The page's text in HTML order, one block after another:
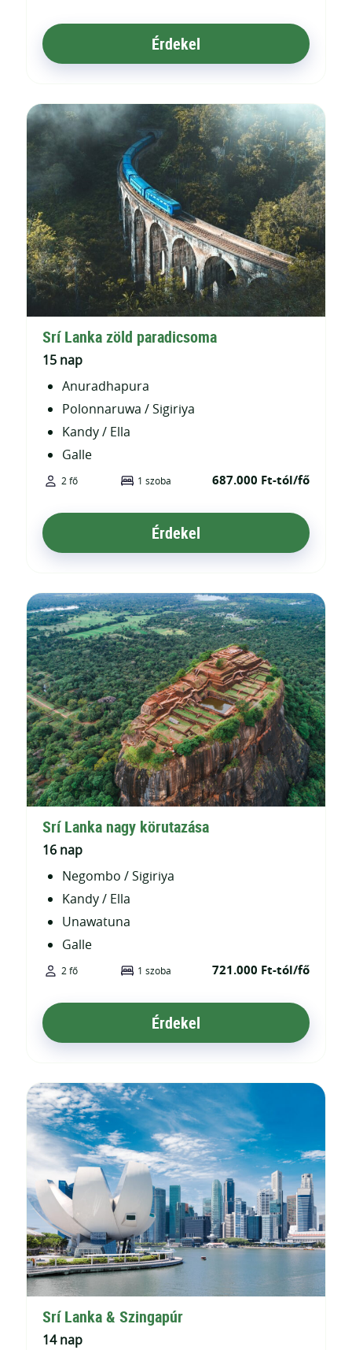
Érdekel
Srí Lanka zöld paradicsoma
15 nap
Anuradhapura
Polonnaruwa / Sigiriya
Kandy / Ella
Galle
2 fő 1 szoba 687.000 Ft-tól/fő
Érdekel
Srí Lanka nagy körutazása
16 nap
Negombo / Sigiriya
Kandy / Ella
Unawatuna
Galle
2 fő 1 szoba 721.000 Ft-tól/fő
Érdekel
Srí Lanka & Szingapúr
14 nap